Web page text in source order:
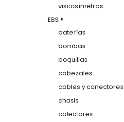
viscosímetros
EBS ®
baterías
bombas
boquillas
cabezales
cables y conectores
chasis
colectores